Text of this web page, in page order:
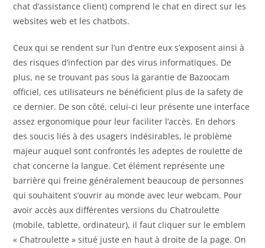
chat d’assistance client) comprend le chat en direct sur les
websites web et les chatbots.
Ceux qui se rendent sur l’un d’entre eux s’exposent ainsi à
des risques d’infection par des virus informatiques. De
plus, ne se trouvant pas sous la garantie de Bazoocam
officiel, ces utilisateurs ne bénéficient plus de la safety de
ce dernier. De son côté, celui-ci leur présente une interface
assez ergonomique pour leur faciliter l’accès. En dehors
des soucis liés à des usagers indésirables, le problème
majeur auquel sont confrontés les adeptes de roulette de
chat concerne la langue. Cet élément représente une
barrière qui freine généralement beaucoup de personnes
qui souhaitent s’ouvrir au monde avec leur webcam. Pour
avoir accès aux différentes versions du Chatroulette
(mobile, tablette, ordinateur), il faut cliquer sur le emblem
« Chatroulette » situé juste en haut à droite de la page. On